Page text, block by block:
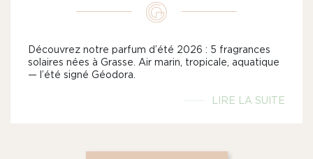
Découvrez notre parfum d’été 2026 : 5 fragrances
solaires nées à Grasse. Air marin, tropicale, aquatique
— l’été signé Géodora.
LIRE LA SUITE